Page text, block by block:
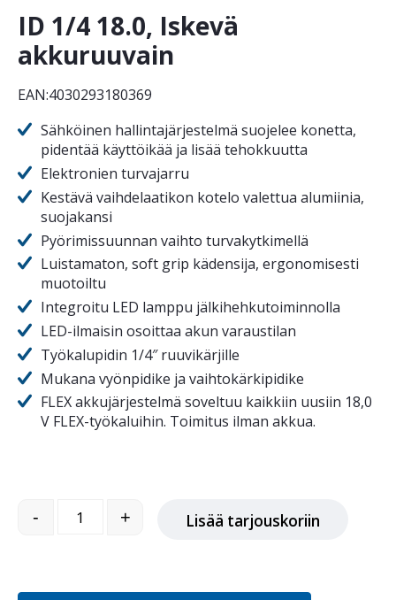
ID 1/4 18.0, Iskevä
akkuruuvain
EAN:4030293180369
Sähköinen hallintajärjestelmä suojelee konetta,
pidentää käyttöikää ja lisää tehokkuutta
Elektronien turvajarru
Kestävä vaihdelaatikon kotelo valettua alumiinia,
suojakansi
Pyörimissuunnan vaihto turvakytkimellä
Luistamaton, soft grip kädensija, ergonomisesti
muotoiltu
Integroitu LED lamppu jälkihehkutoiminnolla
LED-ilmaisin osoittaa akun varaustilan
Työkalupidin 1/4″ ruuvikärjille
Mukana vyönpidike ja vaihtokärkipidike
FLEX akkujärjestelmä soveltuu kaikkiin uusiin 18,0
V FLEX-työkaluihin. Toimitus ilman akkua.
ID 1/4 18.0, Iskevä akkuruuvain määrä
- + Lisää tarjouskoriin